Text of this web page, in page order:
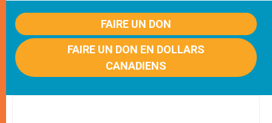
FAIRE UN DON
FAIRE UN DON EN DOLLARS
CANADIENS